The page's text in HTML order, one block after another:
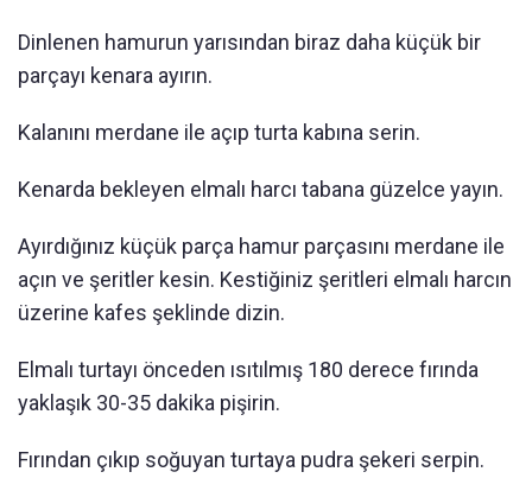
Dinlenen hamurun yarısından biraz daha küçük bir
parçayı kenara ayırın.
Kalanını merdane ile açıp turta kabına serin.
Kenarda bekleyen elmalı harcı tabana güzelce yayın.
Ayırdığınız küçük parça hamur parçasını merdane ile
açın ve şeritler kesin. Kestiğiniz şeritleri elmalı harcın
üzerine kafes şeklinde dizin.
Elmalı turtayı önceden ısıtılmış 180 derece fırında
yaklaşık 30-35 dakika pişirin.
Fırından çıkıp soğuyan turtaya pudra şekeri serpin.